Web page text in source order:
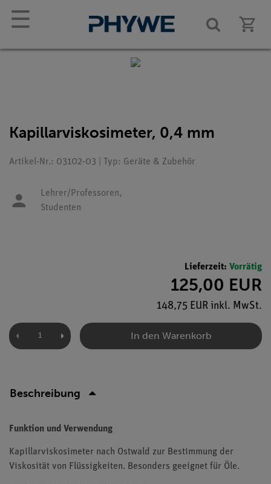
☰
Kapillarviskosimeter, 0,4 mm
Artikel-Nr.: 03102-03 | Typ: Geräte & Zubehör
Lehrer/Professoren,
Studenten
Lieferzeit: Vorrätig
125,00 EUR
148,75 EUR inkl. MwSt.
In den Warenkorb
Beschreibung
Funktion und Verwendung
Kapillarviskosimeter nach Ostwald zur Bestimmung der
Viskosität von Flüssigkeiten. Besonders geeignet für Öle.